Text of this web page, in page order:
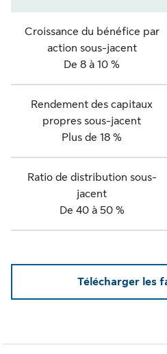
Croissance du bénéfice par
action sous-jacent
De 8 à 10 %
Rendement des capitaux
propres sous-jacent
Plus de 18 %
Ratio de distribution sous-
jacent
De 40 à 50 %
Télécharger les